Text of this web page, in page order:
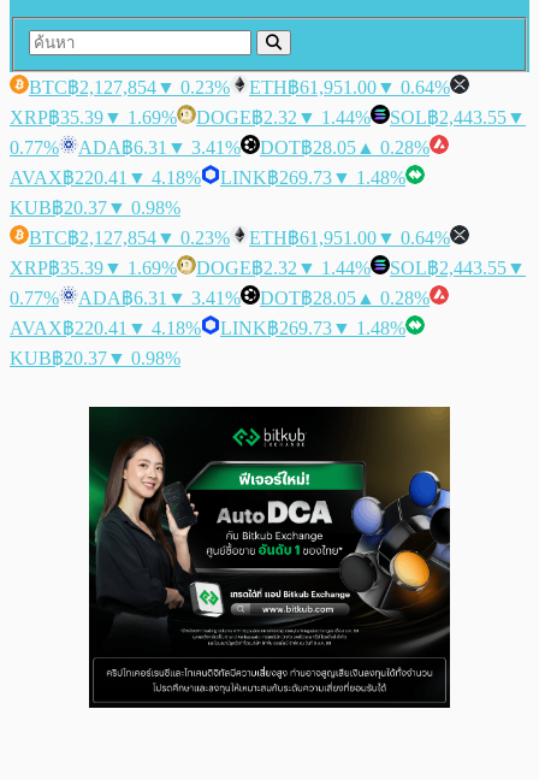
BTC฿2,127,854▼ 0.23% ETH฿61,951.00▼ 0.64%
XRP฿35.39▼ 1.69% DOGE฿2.32 ▼ 1.44% SOL฿2,443.55▼
0.77%
ADA฿6.31 ▼ 3.41% DOT฿28.05 ▲ 0.28%
AVAX฿220.41 ▼ 4.18% LINK฿269.73▼ 1.48%
KUB฿20.37▼ 0.98%
BTC฿2,127,854▼ 0.23% ETH฿61,951.00▼ 0.64%
XRP฿35.39▼ 1.69% DOGE฿2.32 ▼ 1.44% SOL฿2,443.55▼
0.77%
ADA฿6.31 ▼ 3.41% DOT฿28.05 ▲ 0.28%
AVAX฿220.41 ▼ 4.18% LINK฿269.73▼ 1.48%
KUB฿20.37▼ 0.98%